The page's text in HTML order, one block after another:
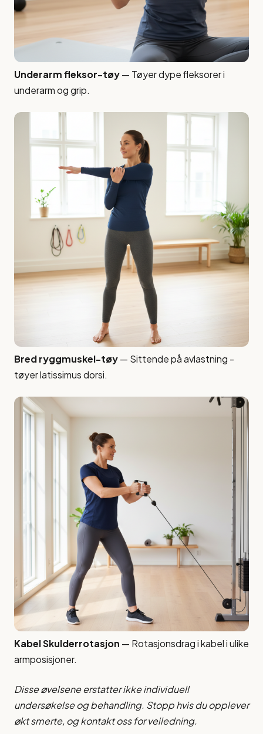
Underarm fleksor-tøy— Tøyer dype fleksorer i
underarm og grip.
Bred ryggmuskel-tøy— Sittende på avlastning -
tøyer latissimus dorsi.
Kabel Skulderrotasjon — Rotasjonsdrag i kabel i ulike
armposisjoner.
Disse øvelsene erstatter ikke individuell
undersøkelse og behandling. Stopp hvis du opplever
økt smerte, og kontakt oss for veiledning.